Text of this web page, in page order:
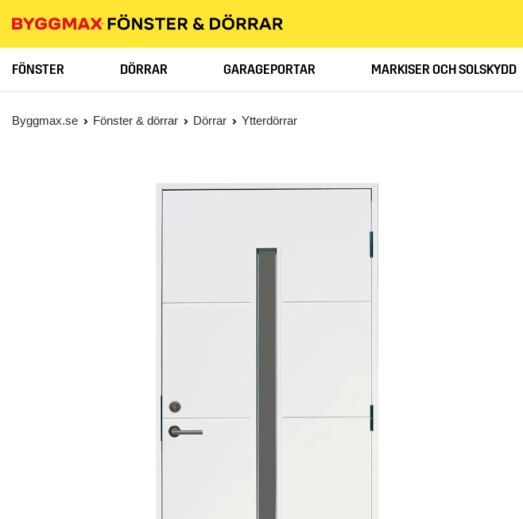
FÖNSTER DÖRRAR GARAGEPORTAR MARKISER OCH SOLSKYDD
Byggmax.se Fönster & dörrar Dörrar Ytterdörrar